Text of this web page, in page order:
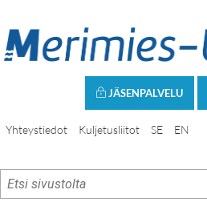
JÄSENPALVELU
Yhteystiedot Kuljetusliitot SE EN